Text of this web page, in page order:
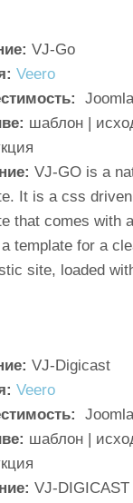
VJ-Go
Veero
шаблон |
VJ-GO is a
It is a css
that comes with
template for a
site, loaded
VJ-Digicast
Veero
шаблон |
VJ-